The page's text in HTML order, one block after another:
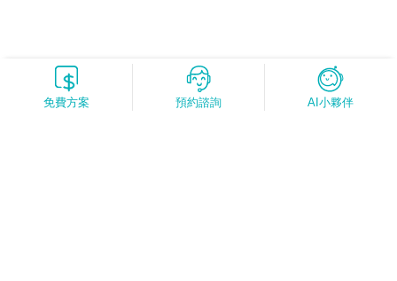
免費方案 預約諮詢 AI小夥伴